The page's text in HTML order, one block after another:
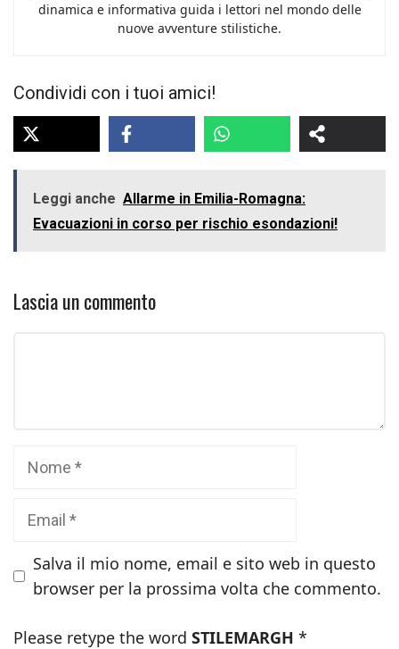
dinamica e informativa guida i lettori nel mondo delle
nuove avventure stilistiche.
Condividi con i tuoi amici!
Leggi anche Allarme in Emilia-Romagna:
Evacuazioni in corso per rischio esondazioni!
Lascia un commento
Salva il mio nome, email e sito web in questo
browser per la prossima volta che commento.
Please retype the word STILEMARGH *